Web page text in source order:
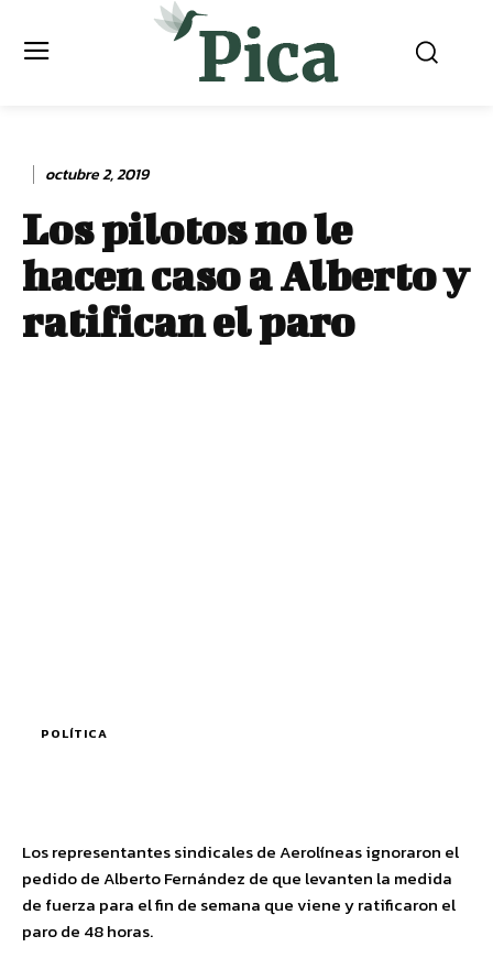
octubre 2, 2019
Los pilotos no le
hacen caso a Alberto y
ratifican el paro
POLÍTICA
Los representantes sindicales de Aerolíneas ignoraron el
pedido de Alberto Fernández de que levanten la medida
de fuerza para el fin de semana que viene y ratificaron el
paro de 48 horas.